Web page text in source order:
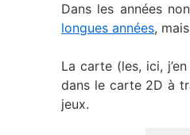
Dans les années
longues années,
La carte (les, ici,
dans le carte 2D à
jeux.